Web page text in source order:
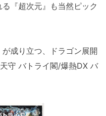
『超次元』も当然ピック
成り立つ、ドラゴン展開
守 バトライ閣/爆熱DX バ